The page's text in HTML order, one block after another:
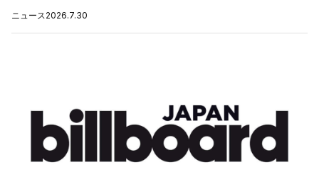
ニュース 2026.7.30